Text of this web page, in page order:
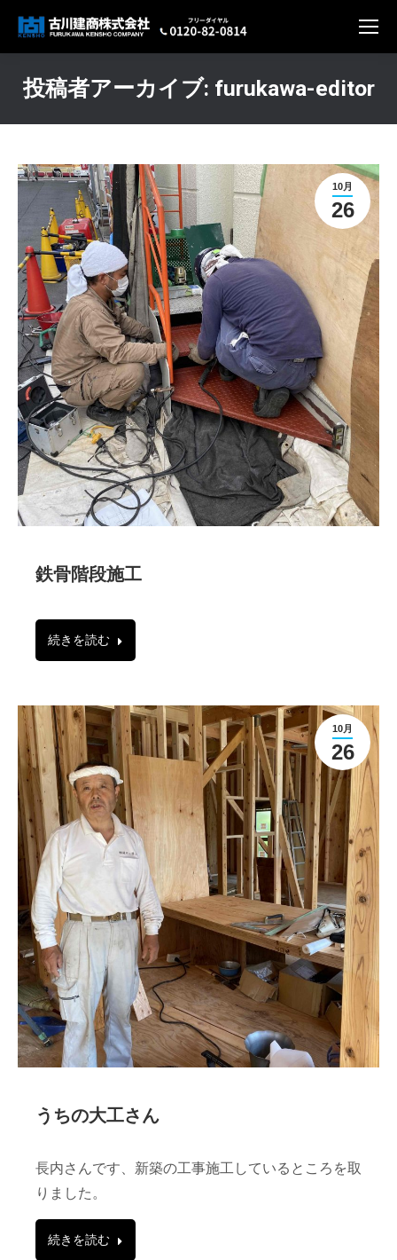
投稿者アーカイブ: furukawa-editor
10月
26
鉄骨階段施工
続きを読む
10月
26
うちの大工さん
長内さんです、新築の工事施工しているところを取
りました。
続きを読む